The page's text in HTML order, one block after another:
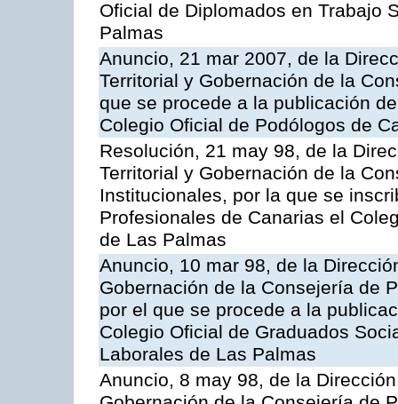
Oficial de Diplomados en Trabajo
Palmas
Anuncio, 21 mar 2007, de la
Territorial y Gobernación de la
que se procede a la publicación
Colegio Oficial de Podólogos de
Resolución, 21 may 98, de la
Territorial y Gobernación de la
Institucionales, por la que se
Profesionales de Canarias el
de Las Palmas
Anuncio, 10 mar 98, de la
Gobernación de la Consejería de
por el que se procede a la
Colegio Oficial de Graduados
Laborales de Las Palmas
Anuncio, 8 may 98, de la